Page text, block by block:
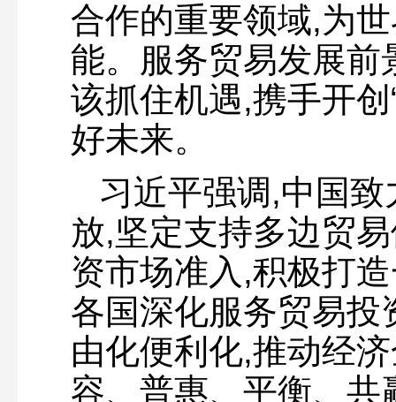
合作的重要领域,为
能。服务贸易发展前
该抓住机遇,携手开
好未来。
习近平强调,中国
放,坚定支持多边贸
资市场准入,积极打
各国深化服务贸易投
由化便利化,推动经
容、普惠、平衡、共